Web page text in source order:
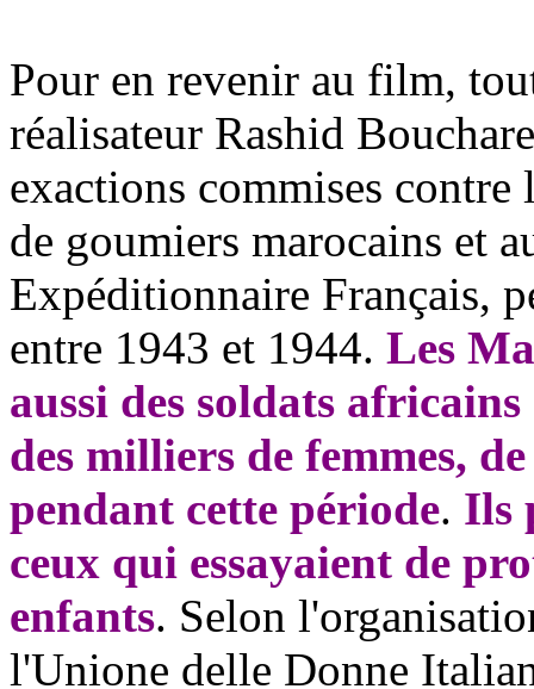
Pour en revenir au film,
réalisateur Rashid
exactions commises
de goumiers marocains et
Expéditionnaire Français,
entre 1943 et 1944. Les
aussi des soldats
des milliers de femmes,
pendant cette période. Ils
ceux qui essayaient de
enfants. Selon
l'Unione delle Donne